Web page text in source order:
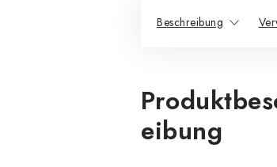
Beschreibung
eibung